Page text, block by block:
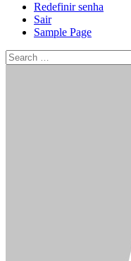
Redefinir senha
Sair
Sample Page
Search
for: